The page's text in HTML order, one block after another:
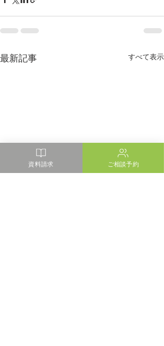
最新記事 すべて表示
資料請求 ご相談予約